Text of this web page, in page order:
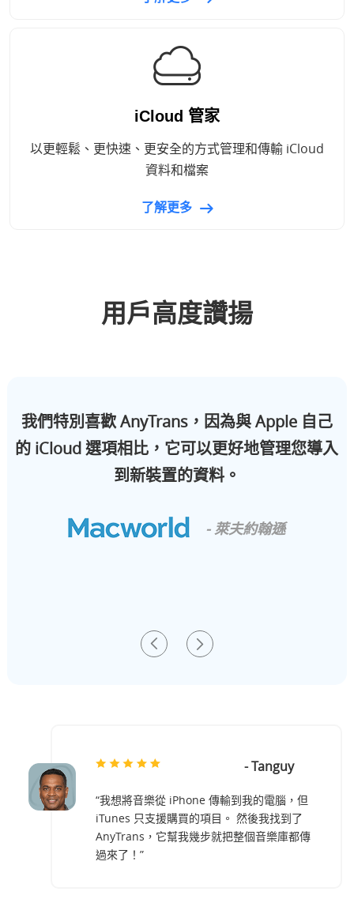
iCloud 管家
以更輕鬆、更快速、更安全的方式管理和傳輸 iCloud
資料和檔案
了解更多
用戶高度讚揚
我們特別喜歡 AnyTrans，因為與 Apple 自己
的 iCloud 選項相比，它可以更好地管理您導入
到新裝置的資料。
- 萊夫約翰遜
- Tanguy
“我想將音樂從 iPhone 傳輸到我的電腦，但
iTunes 只支援購買的項目。 然後我找到了
AnyTrans，它幫我幾步就把整個音樂庫都傳
過來了！”